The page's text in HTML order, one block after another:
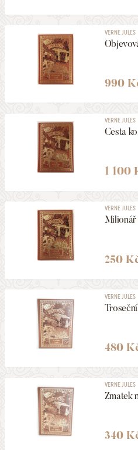
VERNE JULES
990
VERNE JULES
Cesta
1 100
VERNE JULES
Milionář
250
VERNE JULES
480
VERNE JULES
Zmatek
340